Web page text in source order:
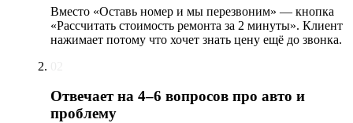
Вместо «Оставь номер и мы перезвоним» — кнопка
«Рассчитать стоимость ремонта за 2 минуты». Клиент
нажимает потому что хочет знать цену ещё до звонка.
Отвечает на 4–6 вопросов про авто и
проблему